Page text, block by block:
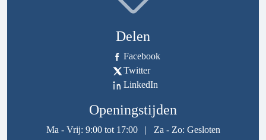
Delen
Facebook
Twitter
LinkedIn
Openingstijden
Ma - Vrij: 9:00 tot 17:00 | Za - Zo: Gesloten